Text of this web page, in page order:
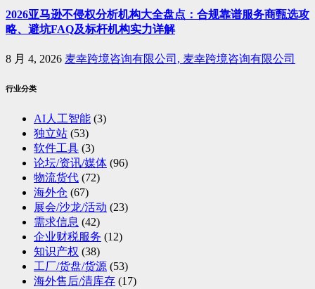
2026亚马逊不侵权分析机构大全盘点：合规靠谱服务商甄选攻
略、避坑FAQ及标杆机构实力详解
8 月 4, 2026 麦幸跨境咨询有限公司, 麦幸跨境咨询有限公司
行业分类
AI人工智能 (3)
独立站 (53)
软件工具 (3)
论坛/资讯/媒体 (96)
物流货代 (72)
海外仓 (67)
展会/沙龙/活动 (23)
需求信息 (42)
企业财税服务 (12)
知识产权 (38)
工厂/货盘/货源 (53)
海外售后/清库存 (17)